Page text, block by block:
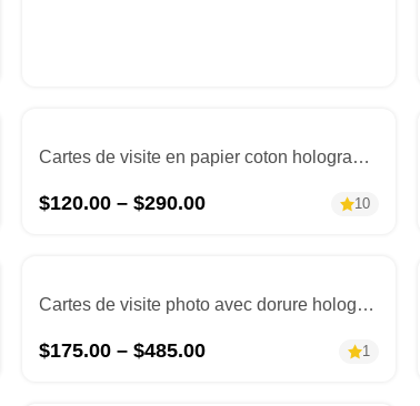
Cartes de visite en papier coton holographique rose
$120.00– $290.00 10
Cartes de visite photo avec dorure holographique
$175.00– $485.00 1